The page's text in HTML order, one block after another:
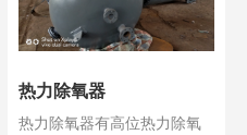
热力除氧器
热力除氧器有高位热力除氧